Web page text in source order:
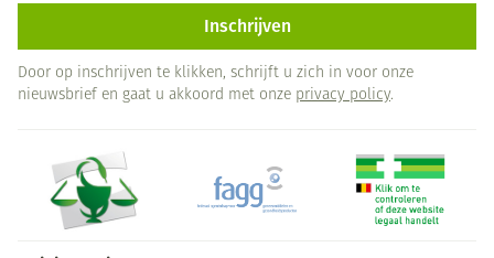
Inschrijven
Door op inschrijven te klikken, schrijft u zich in voor onze
nieuwsbrief en gaat u akkoord met onze privacy policy.